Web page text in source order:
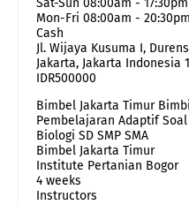
Sat-Sun 08:00am - 17:30pm
Mon-Fri 08:00am - 20:30pm
Cash
Jl. Wijaya Kusuma I,
Jakarta, Jakarta Indonesia
IDR500000
Bimbel Jakarta Timur
Pembelajaran Adaptif
Biologi SD SMP SMA
Bimbel Jakarta Timur
Institute Pertanian Bogor
4 weeks
Instructors